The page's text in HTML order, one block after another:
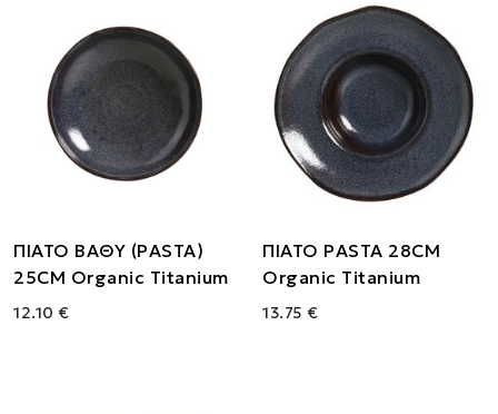
ΠΙΑΤΟ ΒΑΘΥ (PASTA)
25CM Organic Titanium
12.10 €
ΠΙΑΤΟ PASTA 28CM
Organic Titanium
13.75 €